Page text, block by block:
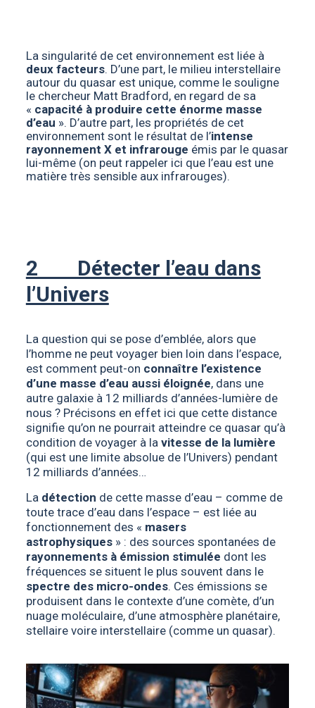
La singularité de cet environnement est liée à
deux facteurs. D’une part, le milieu interstellaire
autour du quasar est unique, comme le souligne
le chercheur Matt Bradford, en regard de sa
« capacité à produire cette énorme masse
d’eau ». D’autre part, les propriétés de cet
environnement sont le résultat de l’intense
rayonnement X et infrarouge émis par le quasar
lui-même (on peut rappeler ici que l’eau est une
matière très sensible aux infrarouges).
2 Détecter l’eau dans
l’Univers
La question qui se pose d’emblée, alors que
l’homme ne peut voyager bien loin dans l’espace,
est comment peut-on connaître l’existence
d’une masse d’eau aussi éloignée, dans une
autre galaxie à 12 milliards d’années-lumière de
nous ? Précisons en effet ici que cette distance
signifie qu’on ne pourrait atteindre ce quasar qu’à
condition de voyager à la vitesse de la lumière
(qui est une limite absolue de l’Univers) pendant
12 milliards d’années…
La détection de cette masse d’eau – comme de
toute trace d’eau dans l’espace – est liée au
fonctionnement des « masers
astrophysiques» : des sources spontanées de
rayonnements à émission stimulée dont les
fréquences se situent le plus souvent dans le
spectre des micro-ondes. Ces émissions se
produisent dans le contexte d’une comète, d’un
nuage moléculaire, d’une atmosphère planétaire,
stellaire voire interstellaire (comme un quasar).